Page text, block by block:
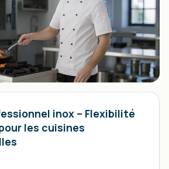
inox – Flexibilité
les cuisines